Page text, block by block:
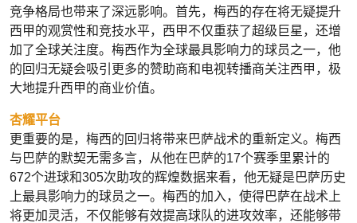
竞争格局也带来了深远影响。首先，梅西的存在将无疑提升
西甲的观赏性和竞技水平，西甲不仅重获了超级巨星，还增
加了全球关注度。梅西作为全球最具影响力的球员之一，他
的回归无疑会吸引更多的赞助商和电视转播商关注西甲，极
大地提升西甲的商业价值。
杏耀平台
更重要的是，梅西的回归将带来巴萨战术的重新定义。梅西
与巴萨的默契无需多言，从他在巴萨的17个赛季里累计的
672个进球和305次助攻的辉煌数据来看，他无疑是巴萨历史
上最具影响力的球员之一。梅西的加入，使得巴萨在战术上
将更加灵活，不仅能够有效提高球队的进攻效率，还能够带